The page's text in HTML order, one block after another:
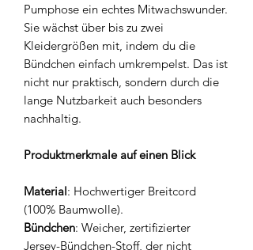
Pumphose ein echtes Mitwachswunder.
Sie wächst über bis zu zwei
Kleidergrößen mit, indem du die
Bündchen einfach umkrempelst. Das ist
nicht nur praktisch, sondern durch die
lange Nutzbarkeit auch besonders
nachhaltig.
Produktmerkmale auf einen Blick
Material: Hochwertiger Breitcord
(100% Baumwolle).
Bündchen: Weicher, zertifizierter
Jersey-Bündchen-Stoff, der nicht